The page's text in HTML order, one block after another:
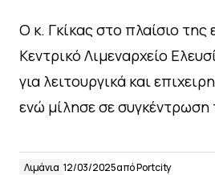
Ο κ. Γκίκας στο πλαίσιο της
Κεντρικό Λιμεναρχείο
για λειτουργικά και
ενώ μίλησε σε
Λιμάνια 12/03/2025απόPortcity